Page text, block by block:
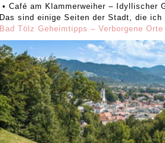
• Café am Klammerweiher – Idyllischer
Das sind einige Seiten der Stadt, die
Bad Tölz Geheimtipps – Verborgene